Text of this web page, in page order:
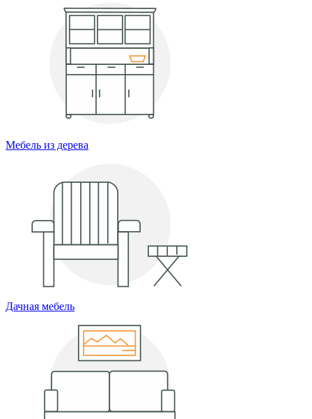
Мебель из дерева
Дачная мебель